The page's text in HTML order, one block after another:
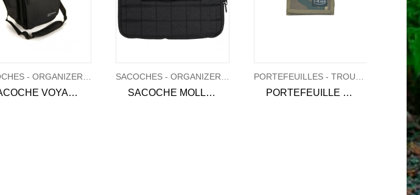
SACOCHES - ORGANIZERS - MUSETTES
SACOCHE VOYAGE UTILITY PAK - SNUGPAK
SACOCHES - ORGANIZERS - MUSETTES
SACOCHE MOLLE POUR TABLETTE
PORTEFEUILLES - TROUSSES
PORTEFEUILLE WOODLAND